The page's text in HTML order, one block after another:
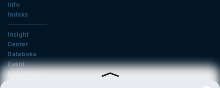
Info
Indeks
Insight
Center
Databoks
Event
KatadataOto